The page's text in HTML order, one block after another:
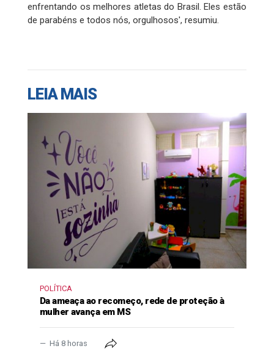
enfrentando os melhores atletas do Brasil. Eles estão
de parabéns e todos nós, orgulhosos', resumiu.
LEIA MAIS
POLÍTICA
Da ameaça ao recomeço, rede de proteção à
mulher avança em MS
Há 8 horas